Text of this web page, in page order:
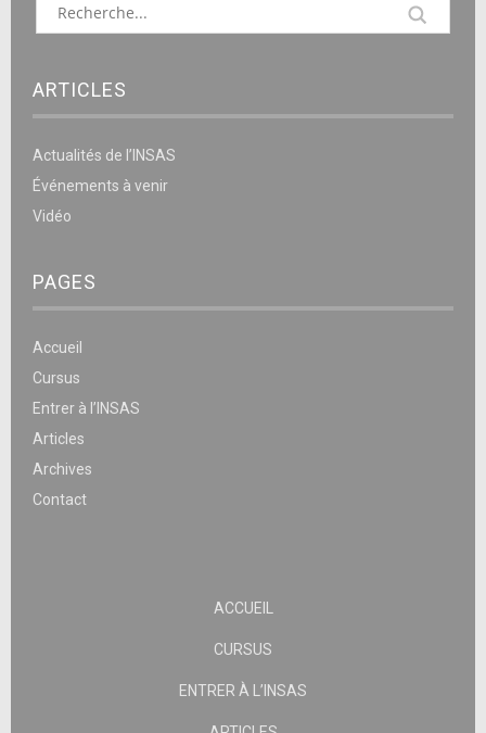
ARTICLES
Actualités de l’INSAS
Événements à venir
Vidéo
PAGES
Accueil
Cursus
Entrer à l’INSAS
Articles
Archives
Contact
ACCUEIL
CURSUS
ENTRER À L’INSAS